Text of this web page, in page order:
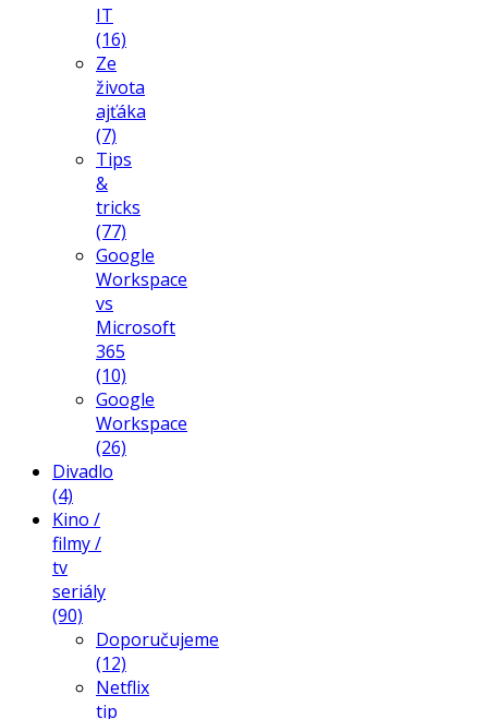
IT
(16)
Ze
života
ajťáka
(7)
Tips
&
tricks
(77)
Google
Workspace
vs
Microsoft
365
(10)
Google
Workspace
(26)
Divadlo
(4)
Kino /
filmy /
tv
seriály
(90)
Doporučujeme
(12)
Netflix
tip